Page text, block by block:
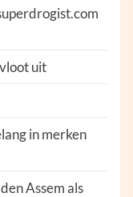
uit
in merken
Assem als